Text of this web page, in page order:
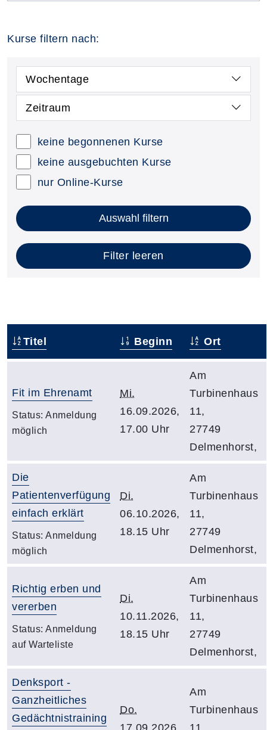
Kurse filtern nach:
Wochentage
Zeitraum
keine begonnenen Kurse
keine ausgebuchten Kurse
nur Online-Kurse
Auswahl filtern
Filter leeren
Titel Beginn Ort
Fit im Ehrenamt
Status: Anmeldung
möglich
Mi.
16.09.2026,
17.00 Uhr
Am
Turbinenhaus
11,
27749
Delmenhorst,
Die
Patientenverfügung
einfach erklärt
Status: Anmeldung
möglich
Di.
06.10.2026,
18.15 Uhr
Am
Turbinenhaus
11,
27749
Delmenhorst,
Richtig erben und
vererben
Status: Anmeldung
auf Warteliste
Di.
10.11.2026,
18.15 Uhr
Am
Turbinenhaus
11,
27749
Delmenhorst,
Denksport -
Ganzheitliches
Gedächtnistraining
Do.
17.09.2026,
Am
Turbinenhaus
11,